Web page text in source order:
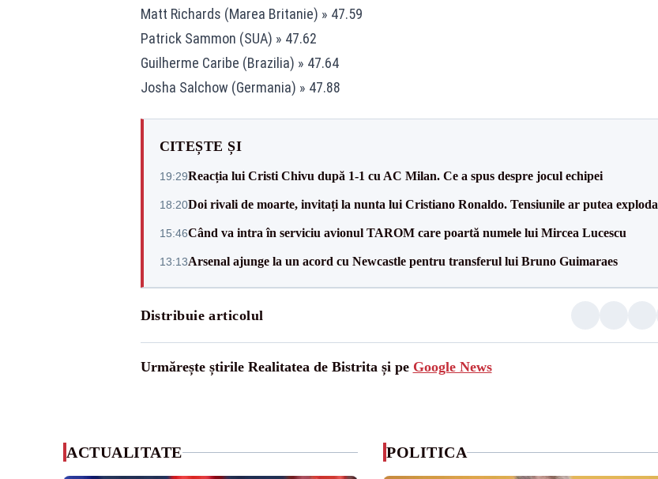
Matt Richards (Marea Britanie) » 47.59
Patrick Sammon (SUA) » 47.62
Guilherme Caribe (Brazilia) » 47.64
Josha Salchow (Germania) » 47.88
CITEȘTE ȘI
19:29Reacția lui Cristi Chivu după 1-1 cu AC Milan. Ce a spus despre jocul echipei
18:20Doi rivali de moarte, invitați la nunta lui Cristiano Ronaldo. Tensiunile ar putea exploda
15:46Când va intra în serviciu avionul TAROM care poartă numele lui Mircea Lucescu
13:13Arsenal ajunge la un acord cu Newcastle pentru transferul lui Bruno Guimaraes
Distribuie articolul
Urmărește știrile Realitatea de Bistrita și pe Google News
ACTUALITATE POLITICA